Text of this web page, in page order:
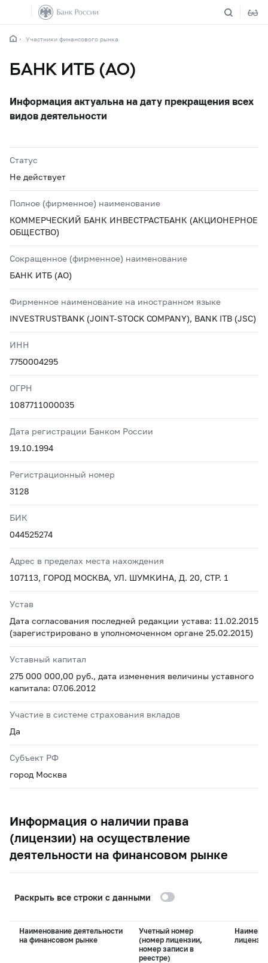
Участники финансового рынка
БАНК ИТБ (АО)
Информация актуальна на дату прекращения всех
видов деятельности
Статус
Не действует
Полное (фирменное) наименование
КОММЕРЧЕСКИЙ БАНК ИНВЕСТРАСТБАНК (АКЦИОНЕРНОЕ
ОБЩЕСТВО)
Сокращенное (фирменное) наименование
БАНК ИТБ (АО)
Фирменное наименование на иностранном языке
INVESTRUSTBANK (JOINT-STOCK COMPANY), BANK ITB (JSC)
ИНН
7750004295
ОГРН
1087711000035
Дата регистрации Банком России
19.10.1994
Регистрационный номер
3128
БИК
044525274
Адрес в пределах места нахождения
107113, ГОРОД МОСКВА, УЛ. ШУМКИНА, Д. 20, СТР. 1
Устав
Дата согласования последней редакции устава: 11.02.2015
(зарегистрировано в уполномоченном органе 25.02.2015)
Уставный капитал
275 000 000,00 руб., дата изменения величины уставного
капитала: 07.06.2012
Участие в системе страхования вкладов
Да
Субъект РФ
город Москва
Информация о наличии права
(лицензии) на осуществление
деятельности на финансовом рынке
Раскрыть все строки с данными
Наименование деятельности
на финансовом рынке
Учетный номер
(номер лицензии,
номер записи в
реестре)
лицензии